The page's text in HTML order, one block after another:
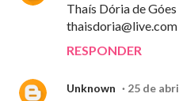
Thaís Dória de Góes
thaisdoria@live.com
RESPONDER
Unknown 25 de